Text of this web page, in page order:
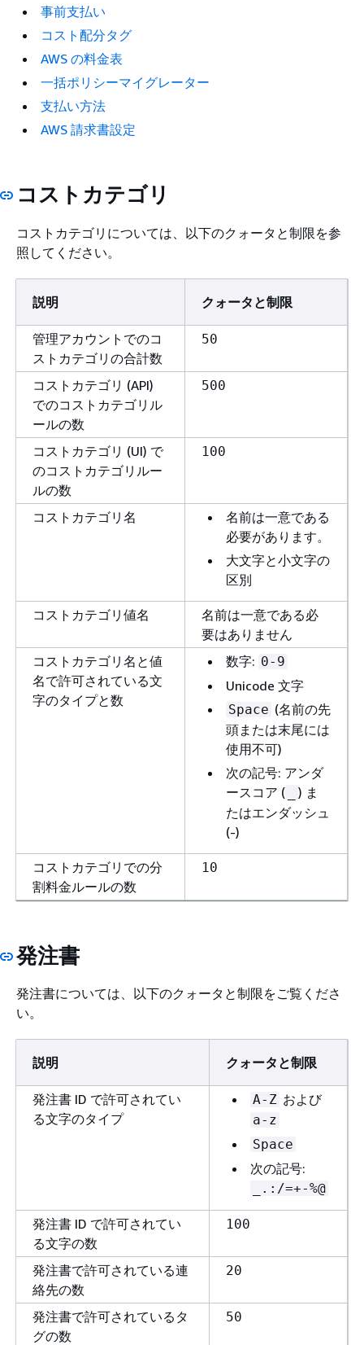
事前支払い
コスト配分タグ
AWS の料金表
一括ポリシーマイグレーター
支払い方法
AWS 請求書設定
コストカテゴリ
コストカテゴリについては、以下のクォータと制限を参
照してください。
説明 クォータと制限
管理アカウントでのコ
ストカテゴリの合計数
50
コストカテゴリ (API)
でのコストカテゴリル
ールの数
500
コストカテゴリ (UI) で
のコストカテゴリルー
ルの数
100
コストカテゴリ名
名前は一意である
必要があります。
大文字と小文字の
区別
コストカテゴリ値名
名前は一意である必
要はありません
コストカテゴリ名と値
名で許可されている文
字のタイプと数
数字: 0-9
Unicode 文字
Space (名前の先
頭または末尾には
使用不可)
次の記号: アンダ
ースコア (
) ま
たはエンダッシュ
(-)
コストカテゴリでの分
割料金ルールの数
10
発注書
発注書については、以下のクォータと制限をご覧くださ
い。
説明 クォータと制限
発注書 ID で許可されてい
る文字のタイプ
A-Z および
a-z
Space
次の記号:
_.:/=+-%@
発注書 ID で許可されてい
る文字の数
100
発注書で許可されている連
絡先の数
20
発注書で許可されているタ
グの数
50